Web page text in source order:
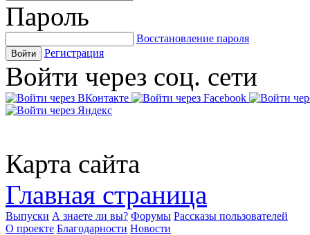
Пароль
Восстановление пароля
Войти Регистрация
Войти через соц. сети
Карта сайта
Главная страница
Выпуски А знаете ли вы? Форумы Рассказы пользователей
О проекте Благодарности Новости